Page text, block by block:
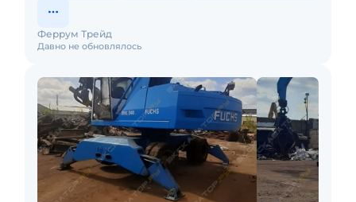
Давно не обновлялось
Феррум Трейд